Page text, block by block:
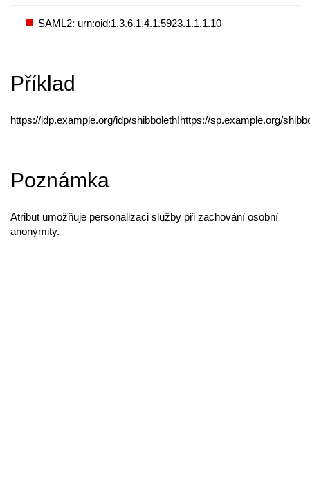
SAML2: urn:oid:1.3.6.1.4.1.5923.1.1.1.10
Příklad
https://idp.example.org/idp/shibboleth!https://sp.example.org/
Poznámka
Atribut umožňuje personalizaci služby při zachování osobní
anonymity.